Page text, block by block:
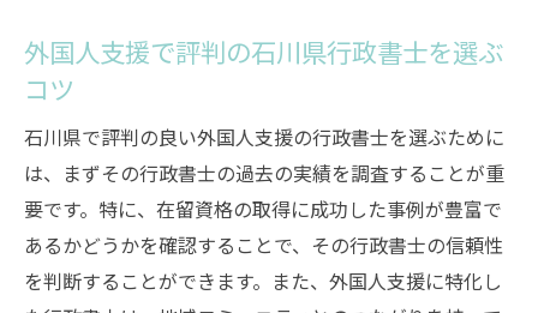
容
用法
行政書士を活用した石川県での外国人支援
の方法
外国人支援を受けるための行政書士の活用
術
外国人支援で評判の石川県行政書士を選ぶ
コツ
石川県で評判の良い外国人支援の行政書士を選ぶために
は、まずその行政書士の過去の実績を調査することが重
要です。特に、在留資格の取得に成功した事例が豊富で
あるかどうかを確認することで、その行政書士の信頼性
を判断することができます。また、外国人支援に特化し